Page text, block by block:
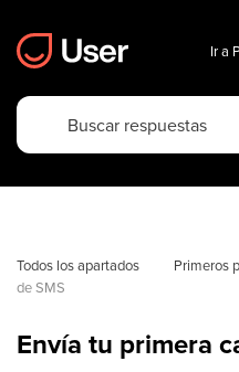
Ir a
Todos los apartados Primeros
de SMS
Envía tu primera